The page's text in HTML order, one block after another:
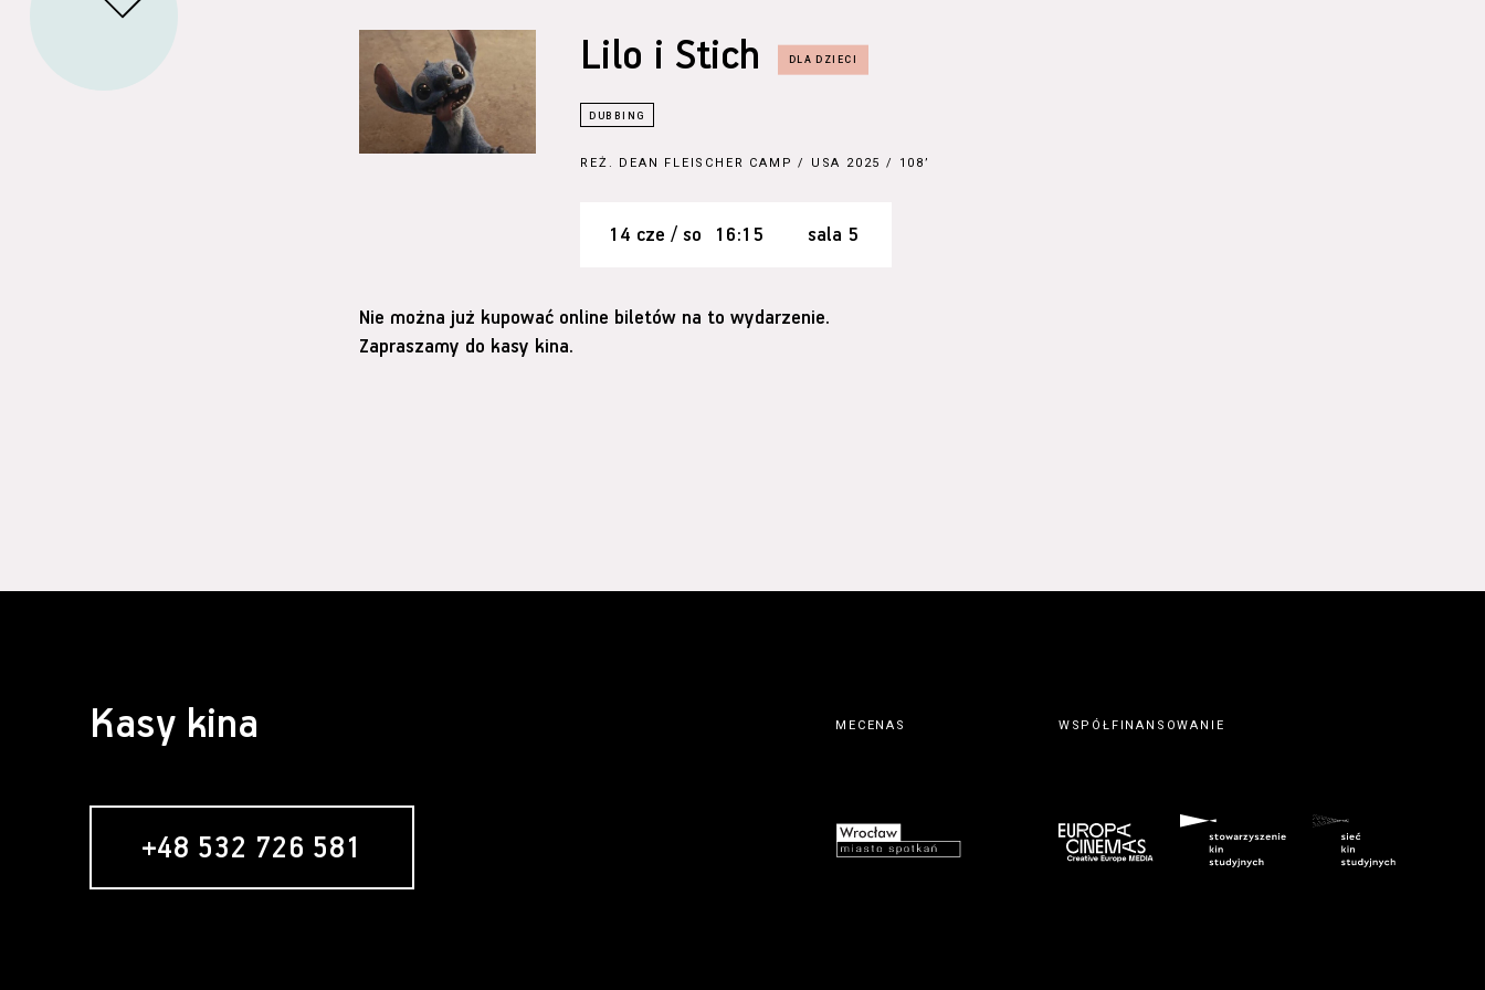
Lilo i Stich
REŻ. DEAN FLEISCHER CAMP / USA 2025 / 108’
14 cze / so 16:15 sala 5
Nie można już kupować online biletów na to wydarzenie.
Zapraszamy do kasy kina.
Kasy kina
+48 532 726 581
MECENAS WSPÓŁFINANSOWANIE